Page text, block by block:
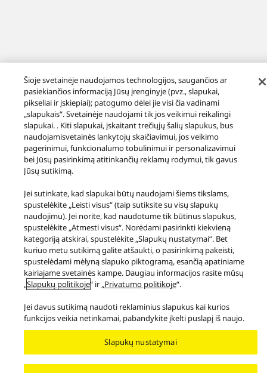
Gaminiai DJ Equipment
Facebook X YouTube
Instagram
Sąlygos ir nuostatos
Prieinamumas
Pranešti apie kliūtis
EU Data Act
TEISINĖ GARANTIJA
Area/Country
Copyright © 2026 Panasonic Marketing Europe GmbH
Šioje svetainėje naudojamos technologijos, saugančios ar
pasiekiančios informaciją Jūsų įrenginyje (pvz., slapukai,
pikseliai ir įskiepiai); patogumo dėlei jie visi čia vadinami
„slapukais“. Svetainėje naudojami tik jos veikimui reikalingi
slapukai. . Kiti slapukai, įskaitant trečiųjų šalių slapukus, bus
naudojamisvetainės lankytojų skaičiavimui, jos veikimo
pagerinimui, funkcionalumo tobulinimui ir personalizavimui
bei Jūsų pasirinkimą atitinkančių reklamų rodymui, tik gavus
Jūsų sutikimą.
Jei sutinkate, kad slapukai būtų naudojami šiems tikslams,
spustelėkite „Leisti visus“ (taip sutiksite su visų slapukų
naudojimu). Jei norite, kad naudotume tik būtinus slapukus,
spustelėkite „Atmesti visus“. Norėdami pasirinkti kiekvieną
kategoriją atskirai, spustelėkite „Slapukų nustatymai“. Bet
kuriuo metu sutikimą galite atšaukti, o pasirinkimą pakeisti,
spustelėdami mėlyną slapuko piktogramą, esančią apatiniame
kairiajame svetainės kampe. Daugiau informacijos rasite mūsų
„Slapukų politikoje“ ir „Privatumo politikoje“.
Jei davus sutikimą naudoti reklaminius slapukus kai kurios
funkcijos veikia netinkamai, pabandykite įkelti puslapį iš naujo.
Slapukų nustatymai